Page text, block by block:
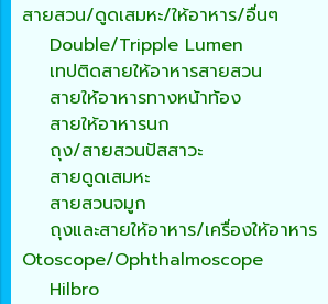
สายสวน/ดูดเสมหะ/ให้อาหาร/อื่นๆ
Double/Tripple Lumen
เทปติดสายให้อาหารสายสวน
สายให้อาหารทางหน้าท้อง
สายให้อาหารนก
ถุง/สายสวนปัสสาวะ
สายดูดเสมหะ
สายสวนจมูก
ถุงและสายให้อาหาร/เครื่องให้อาหาร
Otoscope/Ophthalmoscope
Hilbro